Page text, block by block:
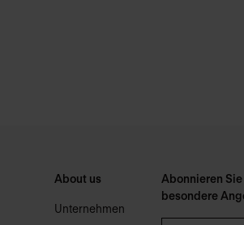
About us
Unternehmen
Abonnieren
besondere